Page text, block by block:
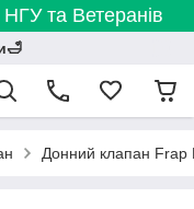
та Ветеранів
Донний клапан Frap